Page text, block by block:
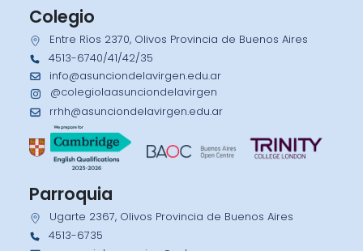
Colegio
Entre Ríos 2370, Olivos Provincia de Buenos Aires
4513-6740/41/42/35
info@asunciondelavirgen.edu.ar
@colegiolaasunciondelavirgen
rrhh@asunciondelavirgen.edu.ar
Parroquia
Ugarte 2367, Olivos Provincia de Buenos Aires
4513-6735